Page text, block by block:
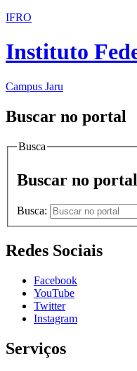
IFRO
Instituto
Campus Jaru
Buscar no portal
Busca
Buscar no portal
Busca:
Redes Sociais
Facebook
YouTube
Twitter
Instagram
Serviços